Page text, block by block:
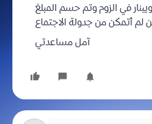
في الزوم وتم حسم المبلغ
آمل مساعدتي